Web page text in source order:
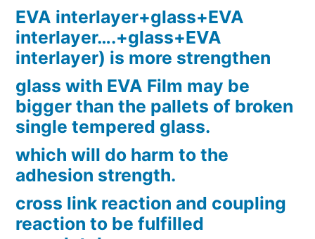
EVA interlayer+glass+EVA
interlayer….+glass+EVA
interlayer) is more strengthen
glass with EVA Film may be
bigger than the pallets of broken
single tempered glass.
which will do harm to the
adhesion strength.
cross link reaction and coupling
reaction to be fulfilled